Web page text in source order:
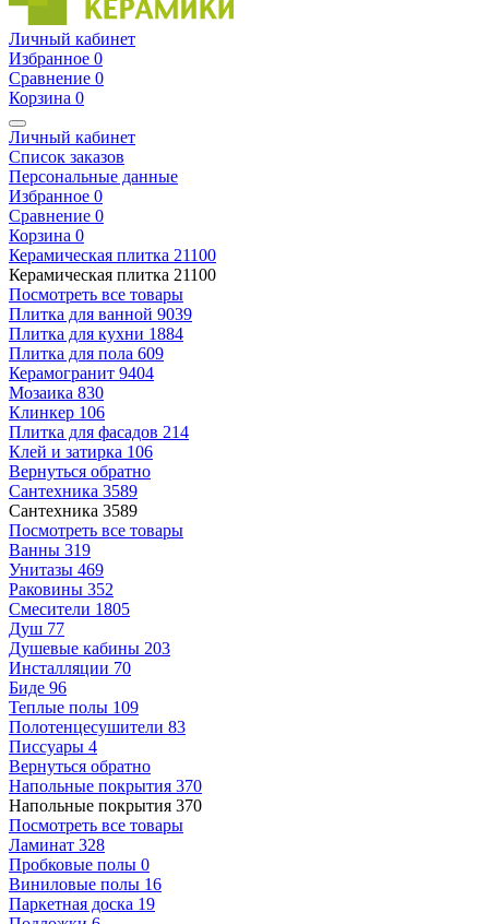
Личный кабинет
Избранное 0
Сравнение 0
Корзина 0
Личный кабинет
Список заказов
Персональные данные
Избранное 0
Сравнение 0
Корзина 0
Керамическая плитка 21100
Керамическая плитка 21100
Посмотреть все товары
Плитка для ванной 9039
Плитка для кухни 1884
Плитка для пола 609
Керамогранит 9404
Мозаика 830
Клинкер 106
Плитка для фасадов 214
Клей и затирка 106
Вернуться обратно
Сантехника 3589
Сантехника 3589
Посмотреть все товары
Ванны 319
Унитазы 469
Раковины 352
Смесители 1805
Душ 77
Душевые кабины 203
Инсталляции 70
Биде 96
Теплые полы 109
Полотенцесушители 83
Писсуары 4
Вернуться обратно
Напольные покрытия 370
Напольные покрытия 370
Посмотреть все товары
Ламинат 328
Пробковые полы 0
Виниловые полы 16
Паркетная доска 19